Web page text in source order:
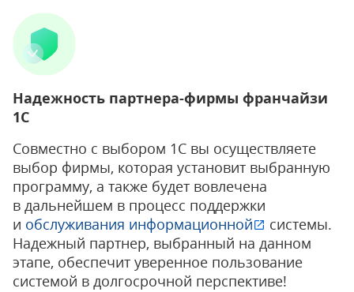
Надежность партнера-фирмы франчайзи
1С
Совместно с выбором 1С вы осуществляете
выбор фирмы, которая установит выбранную
программу, а также будет вовлечена
в дальнейшем в процесс поддержки
и обслуживания информационной
системы.
Надежный партнер, выбранный на данном
этапе, обеспечит уверенное пользование
системой в долгосрочной перспективе!